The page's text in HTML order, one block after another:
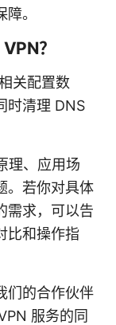
。
？
关配置数
时清理 DNS
理、应用场
。若你对具体
需求，可以告
比和操作指
们的合作伙伴
服务的同